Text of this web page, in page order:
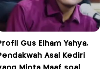
Gus Elham Yahya,
Asal Kediri